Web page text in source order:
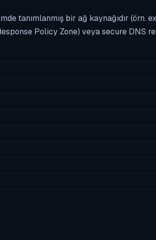
tanımlanmış bir ağ kaynağıdır (örn.
Policy Zone) veya secure DNS